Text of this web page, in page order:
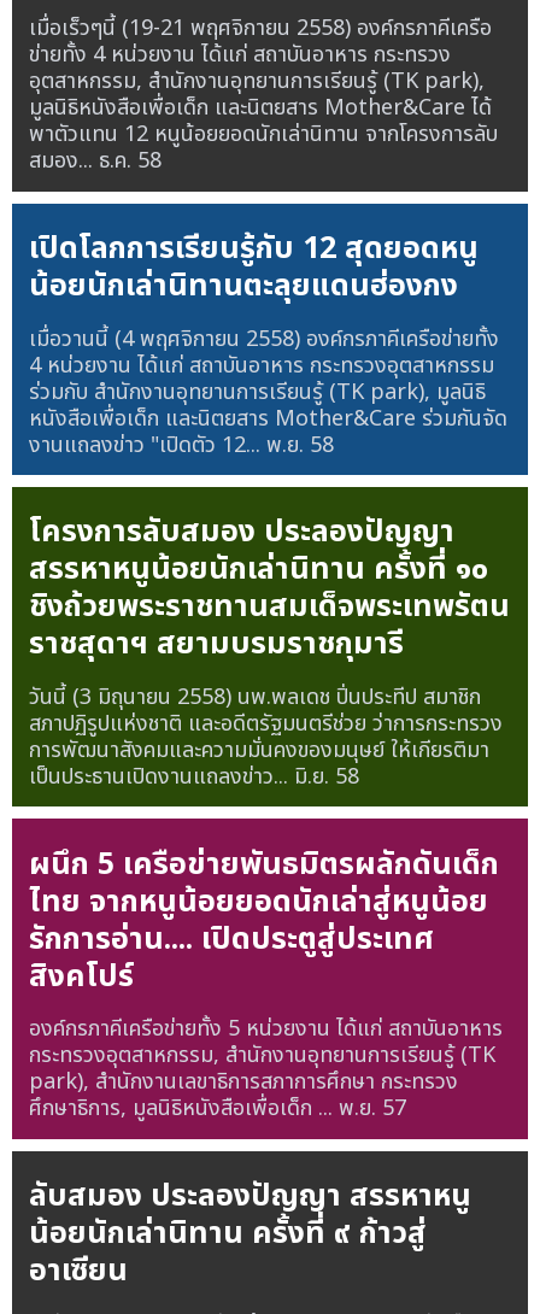
เมื่อเร็วๆนี้ (19-21 พฤศจิกายน 2558) องค์กรภาคีเครือ
ข่ายทั้ง 4 หน่วยงาน ได้แก่ สถาบันอาหาร กระทรวง
อุตสาหกรรม, สำนักงานอุทยานการเรียนรู้ (TK park),
มูลนิธิหนังสือเพื่อเด็ก และนิตยสาร Mother&Care ได้
พาตัวแทน 12 หนูน้อยยอดนักเล่านิทาน จากโครงการลับ
สมอง... ธ.ค. 58
เปิดโลกการเรียนรู้กับ 12 สุดยอดหนู
น้อยนักเล่านิทานตะลุยแดนฮ่องกง
เมื่อวานนี้ (4 พฤศจิกายน 2558) องค์กรภาคีเครือข่ายทั้ง
4 หน่วยงาน ได้แก่ สถาบันอาหาร กระทรวงอุตสาหกรรม
ร่วมกับ สำนักงานอุทยานการเรียนรู้ (TK park), มูลนิธิ
หนังสือเพื่อเด็ก และนิตยสาร Mother&Care ร่วมกันจัด
งานแถลงข่าว "เปิดตัว 12... พ.ย. 58
โครงการลับสมอง ประลองปัญญา
สรรหาหนูน้อยนักเล่านิทาน ครั้งที่ ๑๐
ชิงถ้วยพระราชทานสมเด็จพระเทพรัตน
ราชสุดาฯ สยามบรมราชกุมารี
วันนี้ (3 มิถุนายน 2558) นพ.พลเดช ปิ่นประทีป สมาชิก
สภาปฏิรูปแห่งชาติ และอดีตรัฐมนตรีช่วย ว่าการกระทรวง
การพัฒนาสังคมและความมั่นคงของมนุษย์ ให้เกียรติมา
เป็นประธานเปิดงานแถลงข่าว... มิ.ย. 58
ผนึก 5 เครือข่ายพันธมิตรผลักดันเด็ก
ไทย จากหนูน้อยยอดนักเล่าสู่หนูน้อย
รักการอ่าน.... เปิดประตูสู่ประเทศ
สิงคโปร์
องค์กรภาคีเครือข่ายทั้ง 5 หน่วยงาน ได้แก่ สถาบันอาหาร
กระทรวงอุตสาหกรรม, สำนักงานอุทยานการเรียนรู้ (TK
park), สำนักงานเลขาธิการสภาการศึกษา กระทรวง
ศึกษาธิการ, มูลนิธิหนังสือเพื่อเด็ก ... พ.ย. 57
ลับสมอง ประลองปัญญา สรรหาหนู
น้อยนักเล่านิทาน ครั้งที่ ๙ ก้าวสู่
อาเซียน